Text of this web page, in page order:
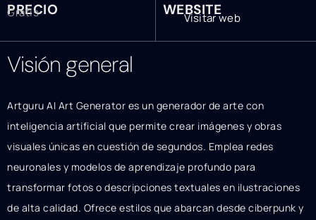
PRECIO
Gratis WEBSITE
Visitar web
Visión general
Artguru AI Art Generator es un generador de arte con
inteligencia artificial que permite crear imágenes y obras
visuales únicas en cuestión de segundos. Emplea redes
neuronales y modelos de aprendizaje profundo para
transformar fotos o descripciones textuales en ilustraciones
de alta calidad. Ofrece estilos que abarcan desde ciberpunk y